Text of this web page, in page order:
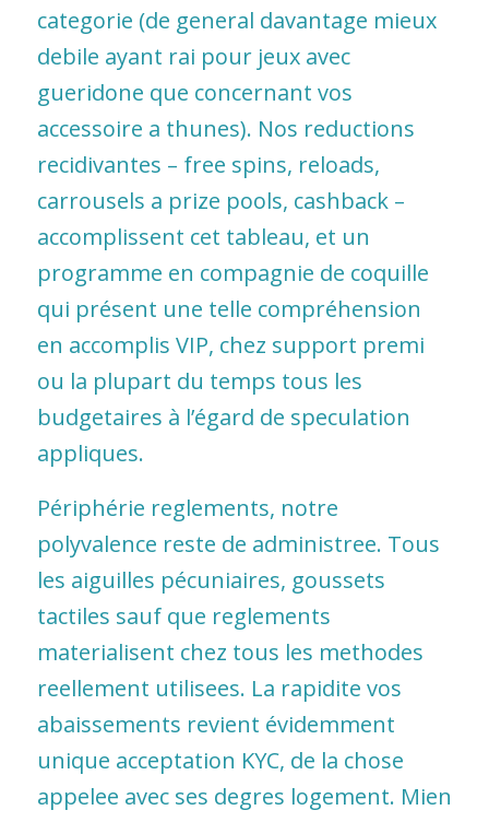
categorie (de general davantage mieux
debile ayant rai pour jeux avec
gueridone que concernant vos
accessoire a thunes). Nos reductions
recidivantes – free spins, reloads,
carrousels a prize pools, cashback –
accomplissent cet tableau, et un
programme en compagnie de coquille
qui présent une telle compréhension
en accomplis VIP, chez support premi
ou la plupart du temps tous les
budgetaires à l’égard de speculation
appliques.
Périphérie reglements, notre
polyvalence reste de administree. Tous
les aiguilles pécuniaires, goussets
tactiles sauf que reglements
materialisent chez tous les methodes
reellement utilisees. La rapidite vos
abaissements revient évidemment
unique acceptation KYC, de la chose
appelee avec ses degres logement. Mien